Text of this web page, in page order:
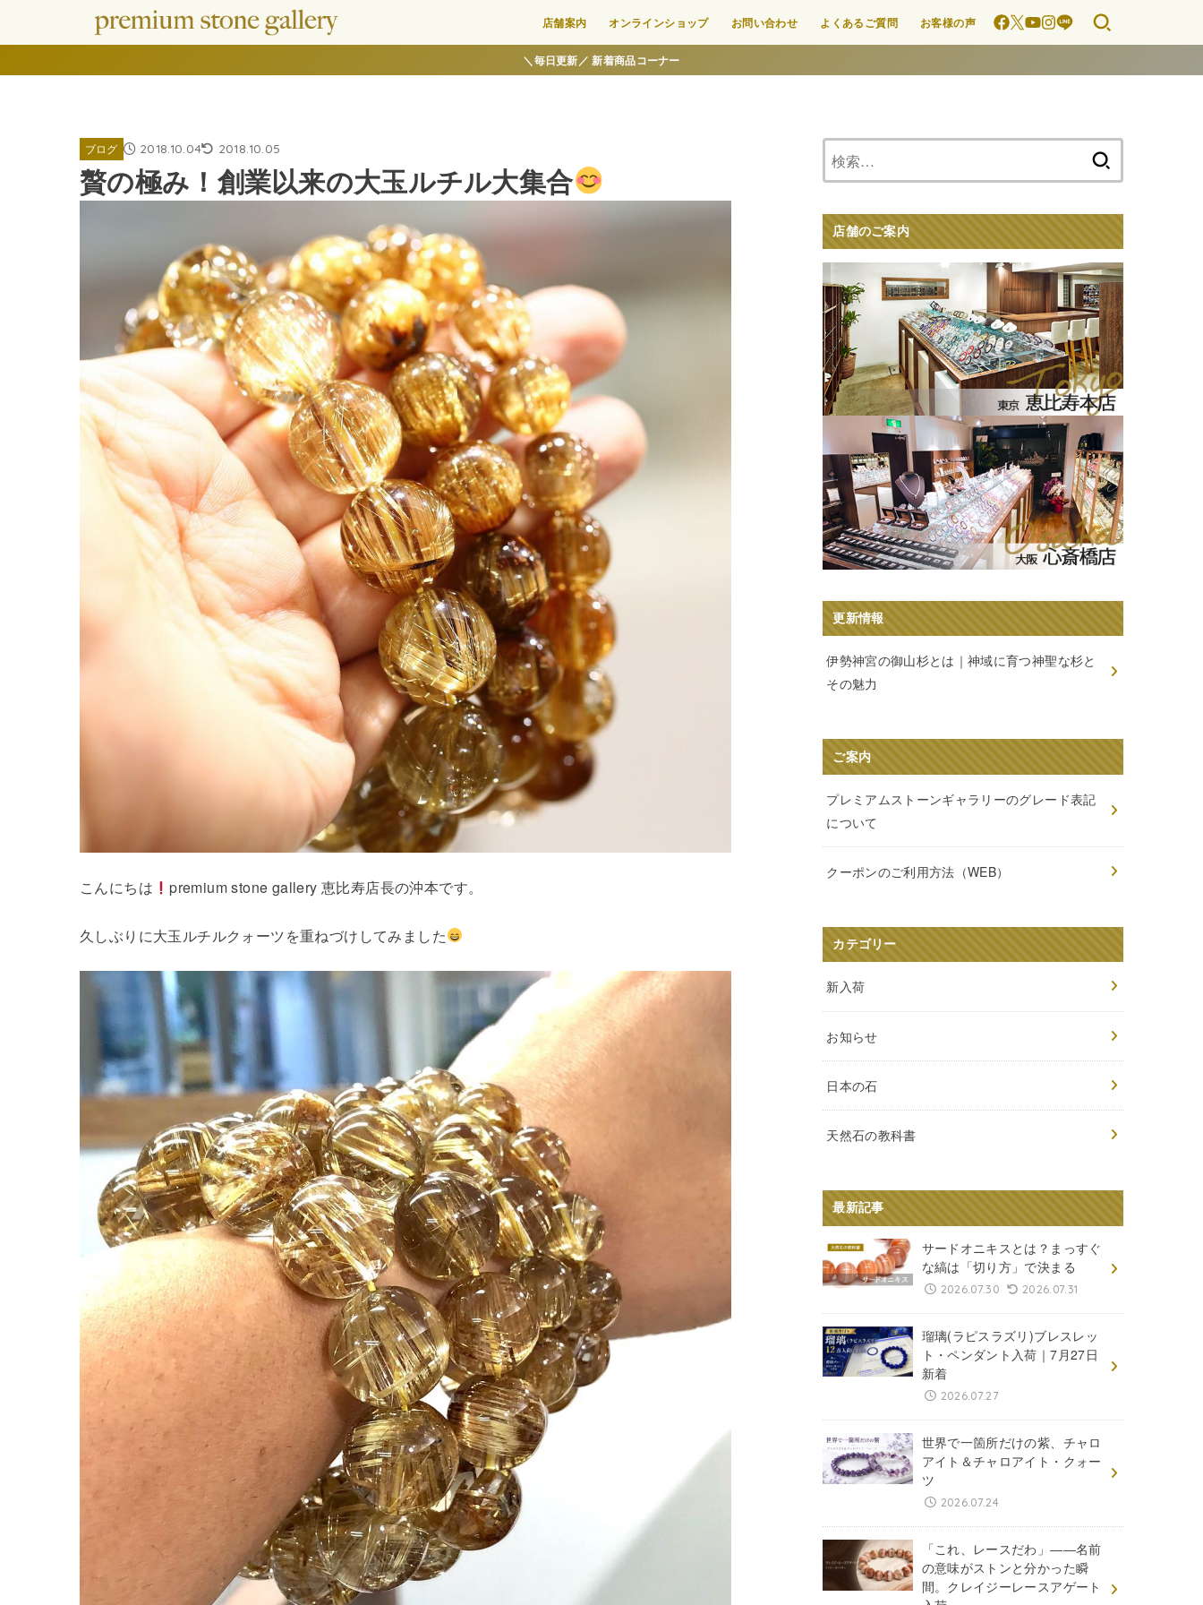
店舗案内 オンラインショップ お問い合わせ よくあるご質問 お客様の声
＼毎日更新／ 新着商品コーナー
ブログ 2018.10.04 2018.10.05
贅の極み！創業以来の大玉ルチル大集合
こんにちは premium stone gallery 恵比寿店長の沖本です。
久しぶりに大玉ルチルクォーツを重ねづけしてみました
店舗のご案内
更新情報
伊勢神宮の御山杉とは｜神域に育つ神聖な杉と
その魅力
ご案内
プレミアムストーンギャラリーのグレード表記
について
クーポンのご利用方法（WEB）
カテゴリー
新入荷
お知らせ
日本の石
天然石の教科書
最新記事
サードオニキスとは？まっすぐ
な縞は「切り方」で決まる
2026.07.30 2026.07.31
瑠璃(ラピスラズリ)ブレスレッ
ト・ペンダント入荷｜7月27日
新着
2026.07.27
世界で一箇所だけの紫、チャロ
アイト＆チャロアイト・クォー
ツ
2026.07.24
「これ、レースだわ」――名前
の意味がストンと分かった瞬
間。クレイジーレースアゲート